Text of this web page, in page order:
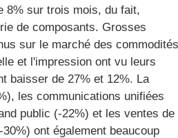
8% sur trois mois, du fait,
de composants. Grosses
sur le marché des
et l'impression ont vu leurs
baisser de 27% et 12%. La
les communications unifiées
public (-22%) et les ventes de
ont également beaucoup